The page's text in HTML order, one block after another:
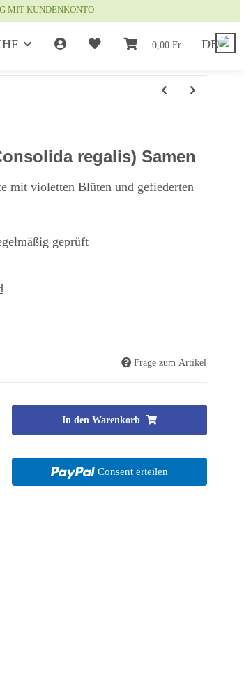
MIT KUNDENKONTO
0,00 Fr. DE
regalis) Samen
mit violetten Blüten und gefiederten
geprüft
Frage zum Artikel
In den Warenkorb
Consent erteilen